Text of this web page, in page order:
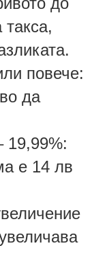
повече:
да
19,99%:
е 14 лв